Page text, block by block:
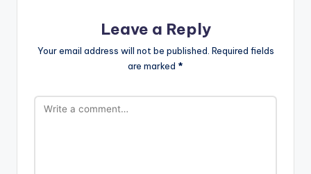
Leave a Reply
Your email address will not be published. Required fields
are marked *